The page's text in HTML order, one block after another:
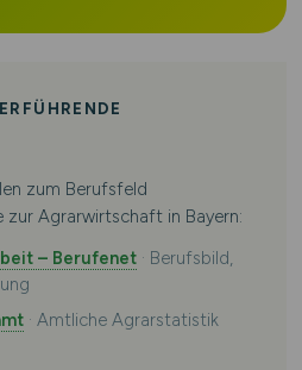
zum Berufsfeld
zur Agrarwirtschaft in Bayern:
– Berufenet· Berufsbild,
· Amtliche Agrarstatistik